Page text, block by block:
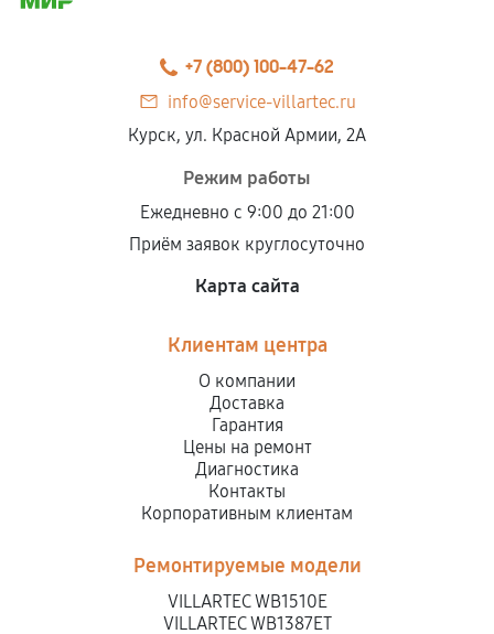
+7 (800) 100-47-62
info@service-villartec.ru
Курск, ул. Красной Армии, 2А
Режим работы
Ежедневно с 9:00 до 21:00
Приём заявок круглосуточно
Карта сайта
Клиентам центра
О компании
Доставка
Гарантия
Цены на ремонт
Диагностика
Контакты
Корпоративным клиентам
Ремонтируемые модели
VILLARTEC WB1510E
VILLARTEC WB1387ET